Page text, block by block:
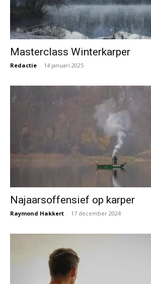
Masterclass Winterkarper
Redactie - 14 januari 2025
Najaarsoffensief op karper
Raymond Hakkert - 17 december 2024